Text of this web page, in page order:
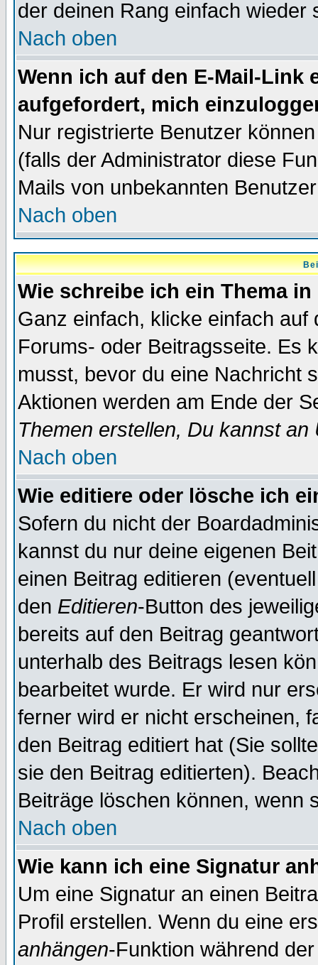
der deinen Rang einfach wieder
Nach oben
Wenn ich auf den E-Mail-Link
aufgefordert, mich
Nur registrierte Benutzer
(falls der Administrator diese
Mails von unbekannten
Nach oben
Wie schreibe ich ein Thema
Ganz einfach, klicke einfach
Forums- oder Beitragsseite. Es
musst, bevor du eine Nachricht
Aktionen werden am Ende der
Themen erstellen, Du kannst
Nach oben
Wie editiere oder lösche ich
Sofern du nicht der
kannst du nur deine eigenen
einen Beitrag editieren
den Editieren-Button des
bereits auf den Beitrag
unterhalb des Beitrags lesen
bearbeitet wurde. Er wird nur
ferner wird er nicht erscheinen,
den Beitrag editiert hat (Sie
sie den Beitrag editierten).
Beiträge löschen können, wenn
Nach oben
Wie kann ich eine Signatur
Um eine Signatur an einen
Profil erstellen. Wenn du eine
anhängen-Funktion während